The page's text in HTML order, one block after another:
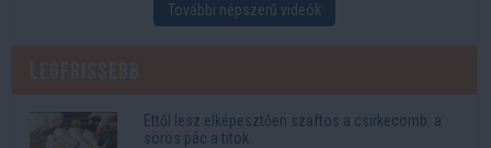
További népszerű videók
Ettől lesz elképesztően szaftos a csirkecomb: a
sörös pác a titok